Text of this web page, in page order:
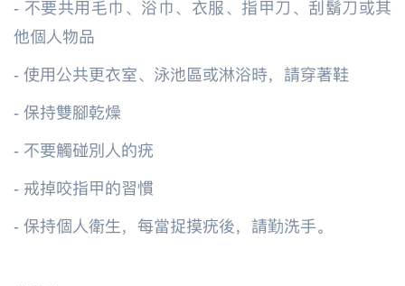
- 不要共用毛巾、浴巾、衣服、指甲刀、刮鬍刀或其
他個人物品
- 使用公共更衣室、泳池區或淋浴時，請穿著鞋
- 保持雙腳乾燥
- 不要觸碰別人的疣
- 戒掉咬指甲的習慣
- 保持個人衛生，每當捉摸疣後，請勤洗手。